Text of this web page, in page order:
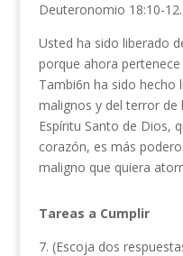
Deuteronomio 18:10-12.
Usted ha sido liberado
porque ahora
Tambi6n ha sido hecho
malignos y del terror de
Espíritu Santo de Dios,
corazón, es más
maligno que quiera
Tareas a Cumplir
7. (Escoja dos